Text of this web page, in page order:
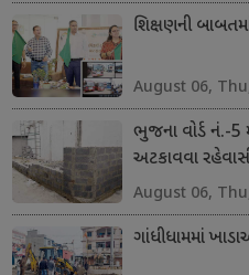
શિક્ષણની
August 06,
ભુજના વોર્ડ નં.-5
અટકાવવા
August 06,
ગાંધીધામમાં